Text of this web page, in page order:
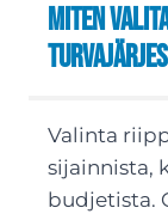
Miten
Valinta
sijainnista,
budjetista.